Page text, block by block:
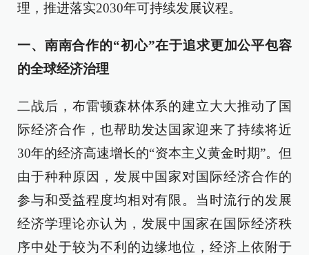
理，推进落实2030年可持续发展议程。
一、南南合作的“初心”在于追求更加公平包容
的全球经济治理
二战后，布雷顿森林体系的建立大大推动了国
际经济合作，也帮助发达国家迎来了持续将近
30年的经济高速增长的“资本主义黄金时期”。但
由于种种原因，发展中国家对国际经济合作的
参与和受益程度均相对有限。当时流行的发展
经济学理论亦认为，发展中国家在国际经济秩
序中处于较为不利的边缘地位，经济上依附于